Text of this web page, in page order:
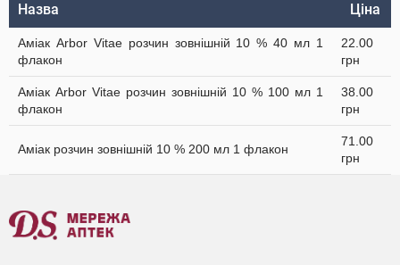
Назва Ціна
Аміак Arbor Vitae розчин зовнішній 10 % 40 мл 1
флакон
22.00
грн
Аміак Arbor Vitae розчин зовнішній 10 % 100 мл 1
флакон
38.00
грн
Аміак розчин зовнішній 10 % 200 мл 1 флакон
71.00
грн